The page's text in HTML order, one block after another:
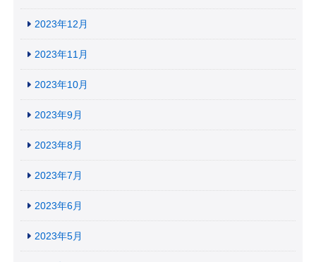
2023年12月
2023年11月
2023年10月
2023年9月
2023年8月
2023年7月
2023年6月
2023年5月